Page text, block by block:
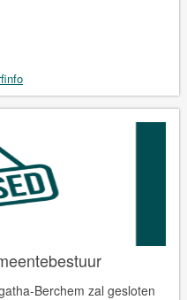
Berchem zal gesloten